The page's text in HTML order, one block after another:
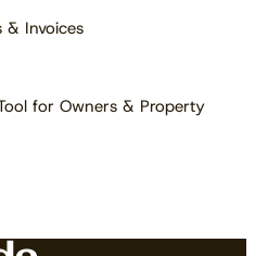
& Invoices
for Owners & Property